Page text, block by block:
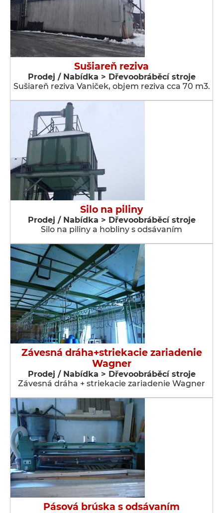
Sušiareň reziva
Prodej / Nabídka > Dřevoobráběcí stroje
Sušiareň reziva Vaniček, objem reziva cca 70 m3.
Silo na piliny
Prodej / Nabídka > Dřevoobráběcí stroje
Silo na piliny a hobliny s odsávaním
Závesná dráha+striekacie zariadenie
Wagner
Prodej / Nabídka > Dřevoobráběcí stroje
Závesná dráha + striekacie zariadenie Wagner
Pásová brúska s odsávaním